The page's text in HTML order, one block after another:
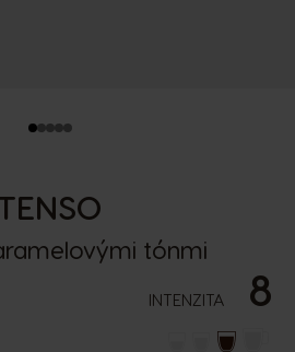
tónmi
INTENZITA 8